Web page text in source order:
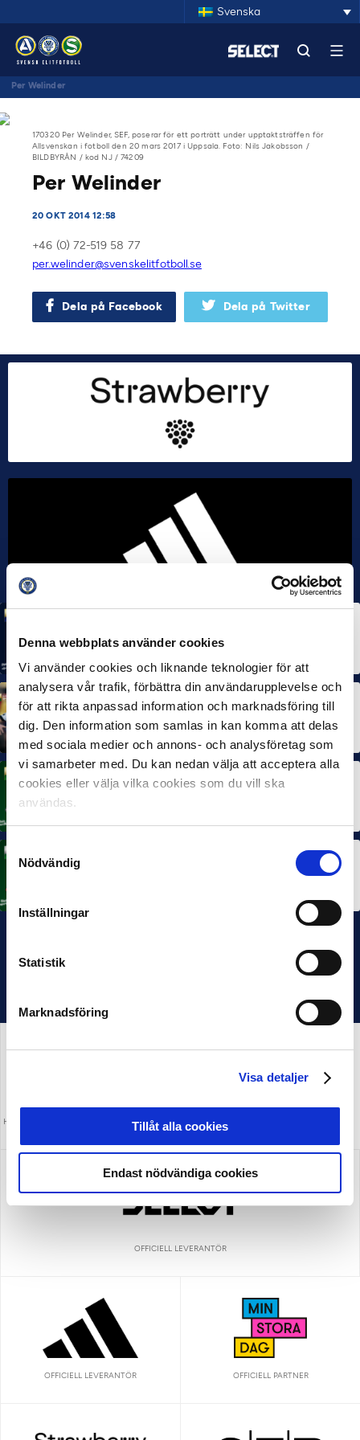
Denna webbplats använder cookies
Vi använder cookies och liknande teknologier för att
analysera vår trafik, förbättra din användarupplevelse och
för att rikta anpassad information och marknadsföring till
dig. Den information som samlas in kan komma att delas
med sociala medier och annons- och analysföretag som
vi samarbeter med. Du kan nedan välja att acceptera alla
cookies eller välja vilka cookies som du vill ska
användas.
Samtyckesval
Nödvändig
Inställningar
Statistik
Marknadsföring
Visa detaljer
Tillåt alla cookies
Endast nödvändiga cookies
Svenska
Per Welinder
170320 Per Welinder, SEF, poserar för ett porträtt under upptaktsträffen för
Allsvenskan i fotboll den 20 mars 2017 i Uppsala. Foto: Nils Jakobsson /
BILDBYRÅN / kod NJ / 74209
Per Welinder
20 OKT 2014 12:58
+46 (0) 72-519 58 77
per.welinder@svenskelitfotboll.se
Dela på Facebook Dela på Twitter
Rösta på Månadens Spelare & Tränare i juli
MÅNADENS SPELARE MÅNADENS TRÄNARE
10 JUL 2026
MÅNADENS SPELARE
HUVUDPARTNER OCH PRESENTING PARTNER
OFFICIELL LEVERANTÖR
OFFICIELL LEVERANTÖR OFFICIELL PARTNER